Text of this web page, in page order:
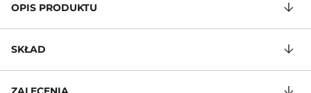
OPIS PRODUKTU
SKŁAD